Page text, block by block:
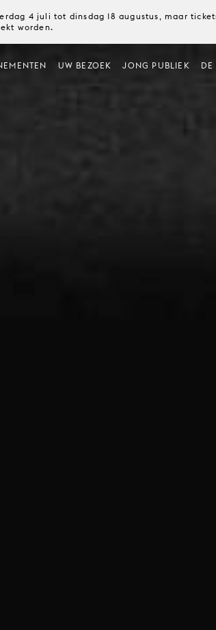
4 juli tot dinsdag 18 augustus, maar
worden.
UW BEZOEK JONG PUBLIEK DE